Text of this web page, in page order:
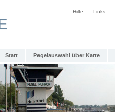
Hilfe Links
Start Pegelauswahl über Karte